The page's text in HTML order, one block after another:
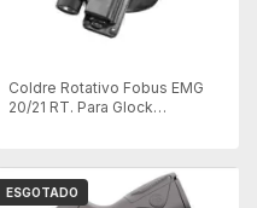
Coldre Rotativo Fobus EMG
20/21 RT. Para Glock
ESGOTADO